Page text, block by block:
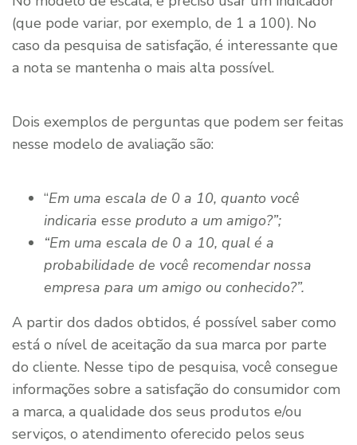
(que pode variar, por exemplo, de 1 a 100). No
caso da pesquisa de satisfação, é interessante que
a nota se mantenha o mais alta possível.
Dois exemplos de perguntas que podem ser feitas
nesse modelo de avaliação são:
“Em uma escala de 0 a 10, quanto você
indicaria esse produto a um amigo?”;
“Em uma escala de 0 a 10, qual é a
probabilidade de você recomendar nossa
empresa para um amigo ou conhecido?”.
A partir dos dados obtidos, é possível saber como
está o nível de aceitação da sua marca por parte
do cliente. Nesse tipo de pesquisa, você consegue
informações sobre a satisfação do consumidor com
a marca, a qualidade dos seus produtos e/ou
serviços, o atendimento oferecido pelos seus